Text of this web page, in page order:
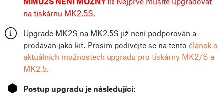
na tiskárnu MK2.5S.
Upgrade MK2S na MK2.5S již není podporován a
prodáván jako kit. Prosím podívejte se na tento článek o
aktuálních možnostech upgradu pro tiskárny MK2/S a
MK2.5.
⬢ Postup upgradu je následující: